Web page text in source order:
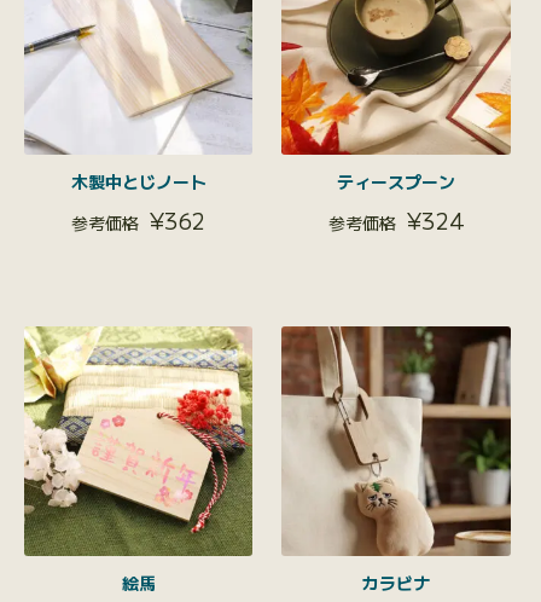
木製中とじノート
¥362
ティースプーン
¥324
絵馬 カラビナ